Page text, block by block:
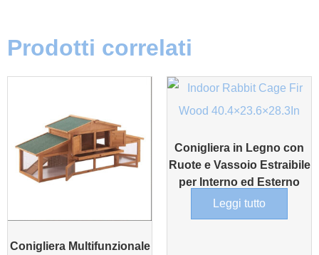
Prodotti correlati
Conigliera Multifunzionale
Conigliera in Legno con
Ruote e Vassoio Estraibile
per Interno ed Esterno
Leggi tutto